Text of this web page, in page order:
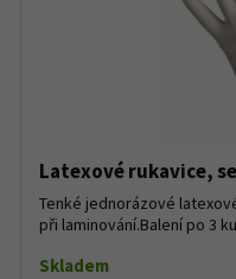
Latexové rukavice,
Tenké jednorázové
při laminování.Balení po 3
Skladem